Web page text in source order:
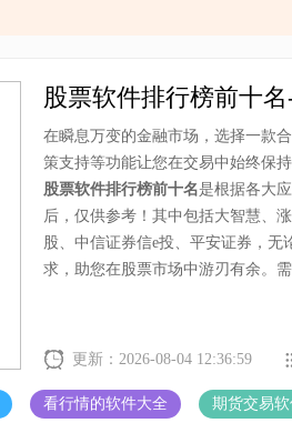
股票软件排行榜前十
在瞬息万变的金融市场，选择一款
策支持等功能让您在交易中始终保持
股票软件排行榜前十名是根据各大
后，仅供参考！其中包括大智慧、
股、中信证券信e投、平安证券，
求，助您在股票市场中游刃有余。
更新：2026-08-04 12:36:59
看行情的软件大全 期货交易